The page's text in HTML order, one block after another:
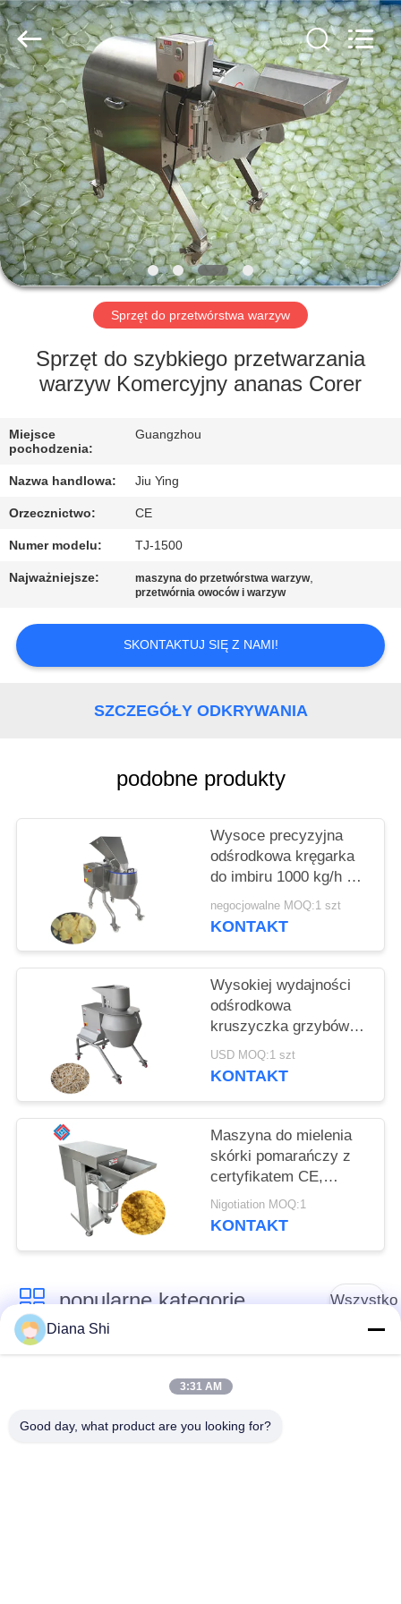
DO
DOMU
PRODUKTY
POKAZ
VR
NAS
PO
KONTROLA
JAKOŚCI
SIĘ
SPRAWY
POPROŚ
WYCENĘ
SITEMAP
POLITYKA
PRYWATNOŚCI
Guangzhou
Jiuying
Food
Machinery
Co.,Ltd.
All
Rights
Reserved.
Sprzęt do przetwórstwa warzyw
Sprzęt do szybkiego przetwarzania
warzyw Komercyjny ananas Corer
Miejsce
pochodzenia:
Guangzhou
Nazwa handlowa: Jiu Ying
Orzecznictwo: CE
Numer modelu: TJ-1500
Najważniejsze: maszyna do przetwórstwa warzyw,
przetwórnia owoców i warzyw
SKONTAKTUJ SIĘ Z NAMI!
SZCZEGÓŁY ODKRYWANIA
podobne produkty
Wysoce precyzyjna
odśrodkowa kręgarka
do imbiru 1000 kg/h z
głowicą do cięcia 12-
stacjonarną dla
negocjowalne MOQ:1 szt
KONTAKT
Wysokiej wydajności
odśrodkowa
kruszyczka grzybów
3000 kg/h z pełną
gamą wymiennych
USD MOQ:1 szt
KONTAKT
Maszyna do mielenia
skórki pomarańczy z
certyfikatem CE,
urządzenie do
kruszenia i rozbijania
Nigotiation MOQ:1
KONTAKT
popularne kategorie Wszystko
Sprzęt do
przetwarzania
Diana Shi
3:31 AM
Good day, what product are you looking for?